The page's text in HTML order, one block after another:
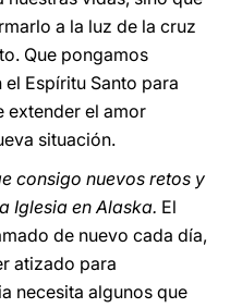
a la luz de la cruz
Que pongamos
Espíritu Santo para
extender el amor
situación.
consigo nuevos retos y
Iglesia en Alaska. El
de nuevo cada día,
atizado para
necesita algunos que